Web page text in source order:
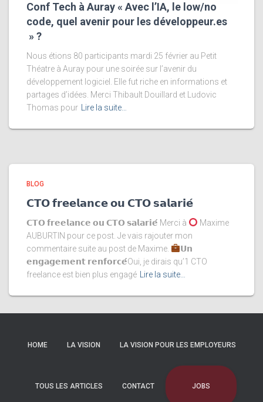
Conf Tech à Auray « Avec l’IA, le low/no
code, quel avenir pour les développeur.es
» ?
Nous étions 80 participants mardi 25 février au Petit
Théatre à Auray pour une soirée sur l’avenir du
développement logiciel. Elle fut riche en informations et
partages d’idées. Merci Thibault Douillard et Ludovic
Thomas pour
Lire la suite…
BLOG
𝗖𝗧𝗢 𝗳𝗿𝗲𝗲𝗹𝗮𝗻𝗰𝗲 𝗼𝘂 𝗖𝗧𝗢 𝘀𝗮𝗹𝗮𝗿𝗶𝗲́
𝗖𝗧𝗢 𝗳𝗿𝗲𝗲𝗹𝗮𝗻𝗰𝗲 𝗼𝘂 𝗖𝗧𝗢 𝘀𝗮𝗹𝗮𝗿𝗶𝗲́ Merci à
Maxime
AUBURTIN pour ce post. Je vais rajouter mon
commentaire suite au post de Maxime.
𝗨𝗻
𝗲𝗻𝗴𝗮𝗴𝗲𝗺𝗲𝗻𝘁 𝗿𝗲𝗻𝗳𝗼𝗿𝗰𝗲́Oui, je dirais qu’1 CTO
freelance est bien plus engagé
Lire la suite…
HOME LA VISION LA VISION POUR LES EMPLOYEURS
TOUS LES ARTICLES CONTACT JOBS